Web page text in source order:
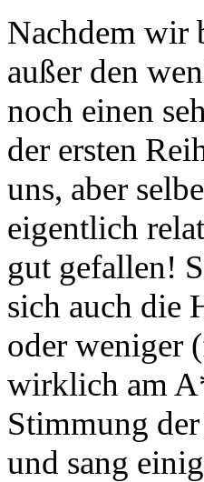
Nachdem wir
außer den
noch einen
der ersten
uns, aber
eigentlich
gut gefallen!
sich auch die
oder weniger
wirklich am
Stimmung
und sang